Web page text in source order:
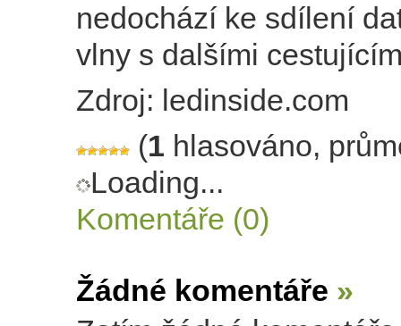
nedochází ke sdílení
vlny s dalšími
Zdroj: ledinside.com
(1 hlasováno,
Loading...
Komentáře (0)
Žádné komentáře »